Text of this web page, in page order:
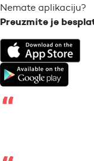
Nemate aplikaciju?
Preuzmite je